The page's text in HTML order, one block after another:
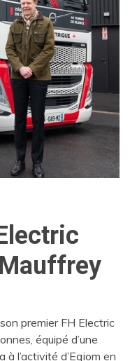
premier FH Electric
équipé d’une
l’activité d’Eqiom en